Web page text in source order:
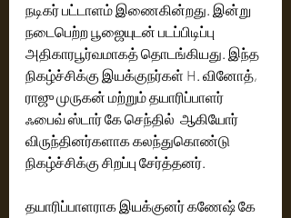
நடிகர் பட்டாளம் இணைகின்றது. இன்று
நடைபெற்ற பூஜையுடன் படப்பிடிப்பு
அதிகாரபூர்வமாகத் தொடங்கியது. இந்த
நிகழ்ச்சிக்கு இயக்குநர்கள் H. வினோத்,
ராஜு முருகன் மற்றும் தயாரிப்பாளர்
ஃபைவ் ஸ்டார் கே செந்தில்  ஆகியோர்
விருந்தினர்களாக கலந்துகொண்டு
நிகழ்ச்சிக்கு சிறப்பு சேர்த்தனர்.
தயாரிப்பாளராக இயக்குனர் கணேஷ் கே